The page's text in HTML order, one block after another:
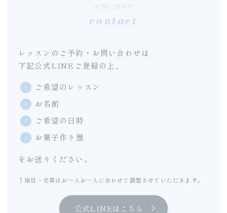
お問い合わせ
contact
レッスンのご予約・お問い合わせは
下記公式LINEご登録の上、
ご希望のレッスン
お名前
ご希望の日時
お菓子作り歴
をお送りください。
↑項目・文章はお一人お一人に合わせて調整させていただきます。
公式LINEはこちら